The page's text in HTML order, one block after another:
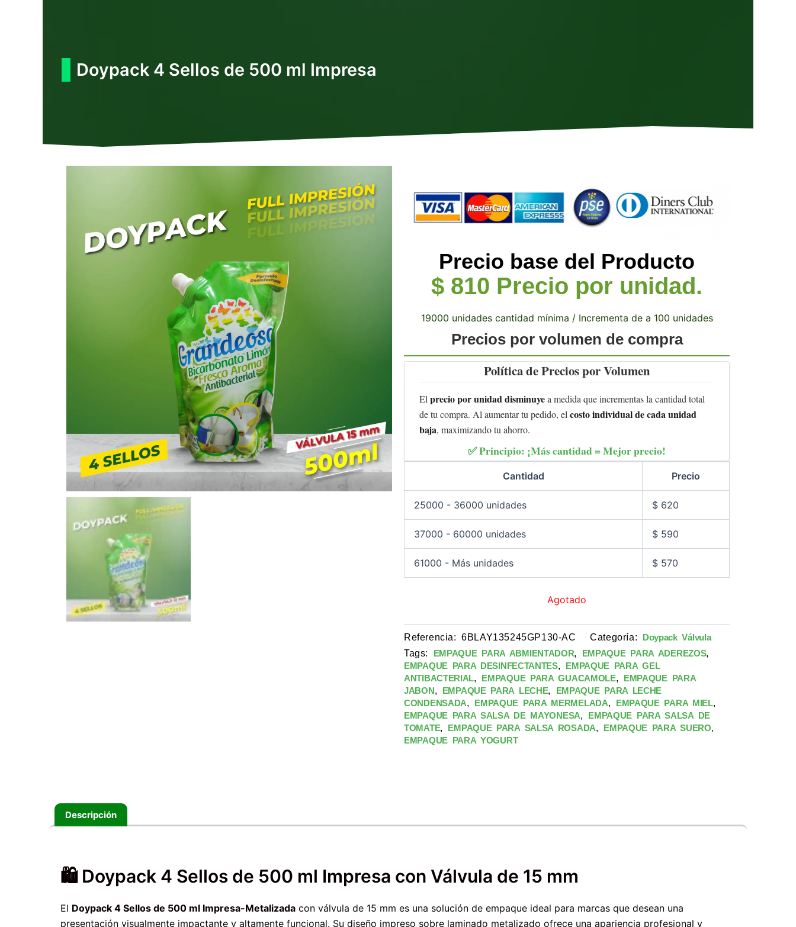
Doypack 4 Sellos de 500 ml Impresa
Precio base del Producto
$ 810 Precio por unidad.
19000 unidades cantidad mínima / Incrementa de a 100 unidades
Precios por volumen de compra
Política de Precios por Volumen
El precio por unidad disminuyea medida que incrementas la cantidad total
de tu compra. Al aumentar tu pedido, el costo individual de cada unidad
baja, maximizando tu ahorro.
✅ Principio: ¡Más cantidad = Mejor precio!
Cantidad Precio
25000 - 36000 unidades $ 620
37000 - 60000 unidades $ 590
61000 - Más unidades $ 570
Agotado
Referencia:6BLAY135245GP130-AC Categoría: Doypack Válvula
Tags: EMPAQUE PARA ABMIENTADOR, EMPAQUE PARA ADEREZOS,
EMPAQUE PARA DESINFECTANTES, EMPAQUE PARA GEL
ANTIBACTERIAL, EMPAQUE PARA GUACAMOLE, EMPAQUE PARA
JABON, EMPAQUE PARA LECHE,
EMPAQUE PARA LECHE
CONDENSADA, EMPAQUE PARA MERMELADA, EMPAQUE PARA MIEL,
EMPAQUE PARA SALSA DE MAYONESA, EMPAQUE PARA SALSA DE
TOMATE, EMPAQUE PARA SALSA ROSADA, EMPAQUE PARA SUERO,
EMPAQUE PARA YOGURT
Descripción
🛍️ Doypack 4 Sellos de 500 ml Impresa con Válvula de 15 mm
El Doypack 4 Sellos de 500 ml Impresa-Metalizada con válvula de 15 mm es una solución de empaque ideal para marcas que desean una
presentación visualmente impactante y altamente funcional. Su diseño impreso sobre laminado metalizado ofrece una apariencia profesional y